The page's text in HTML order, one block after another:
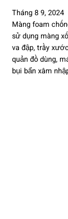
Tháng 8 9, 2024
Màng foam
sử dụng màng
va đập, trầy
quản đồ dùng,
bụi bẩn xâm